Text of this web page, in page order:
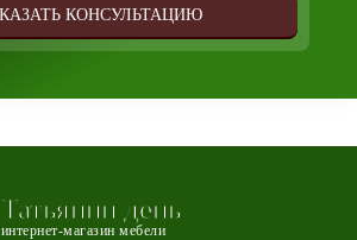
КОНСУЛЬТАЦИЮ
Татьянин день
интернет-магазин мебели